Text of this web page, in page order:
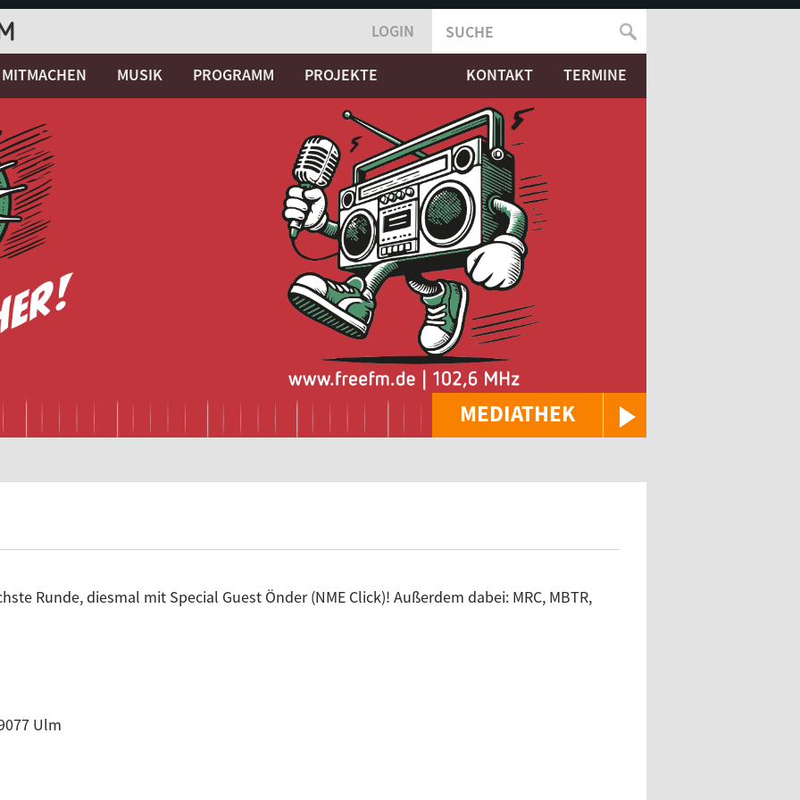
MEDIATHEK
LOGIN
SUCHFORMULAR
SUCHE
MITMACHEN MUSIK PROGRAMM PROJEKTE KONTAKT TERMINE
Runde, diesmal mit Special Guest Önder (NME Click)! Außerdem dabei: MRC, MBTR,
Ulm